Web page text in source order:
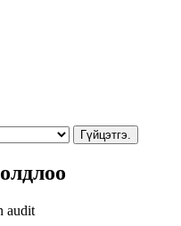
Гүйцэтгэ.
audit